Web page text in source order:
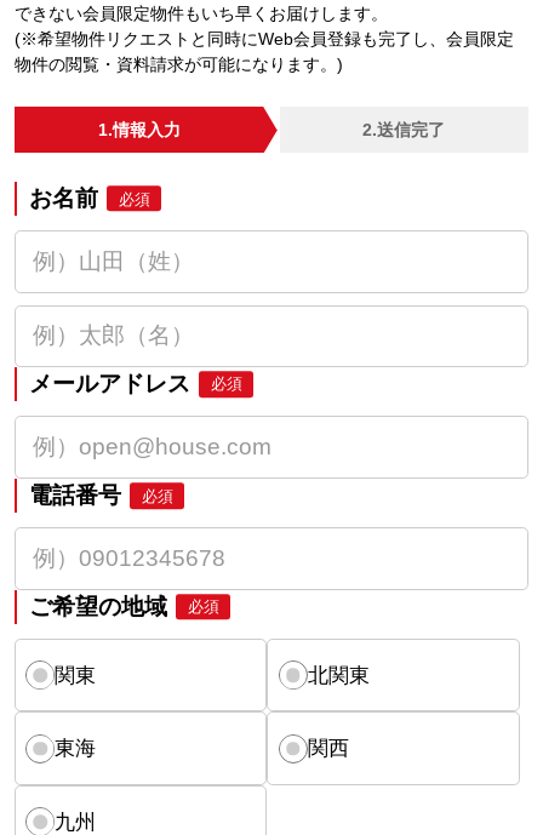
できない会員限定物件もいち早くお届けします。
(※希望物件リクエストと同時にWeb会員登録も完了し、会員限定
物件の閲覧・資料請求が可能になります。)
1.情報入力 2.送信完了
お名前 必須
メールアドレス 必須
電話番号 必須
ご希望の地域 必須
関東 北関東
東海 関西
九州